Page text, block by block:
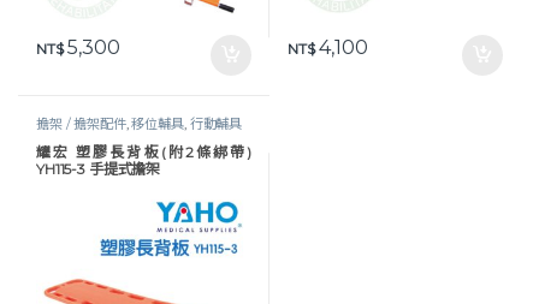
NT$5,300 NT$4,100
擔架 / 擔架配件,移位輔具, 行動輔具
耀宏 塑膠長背板(附2條綁帶)
YH115-3 手提式擔架